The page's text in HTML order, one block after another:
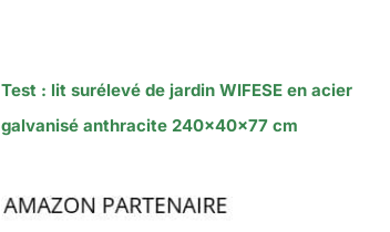
Test : lit surélevé de jardin WIFESE en acier
galvanisé anthracite 240x40x77 cm